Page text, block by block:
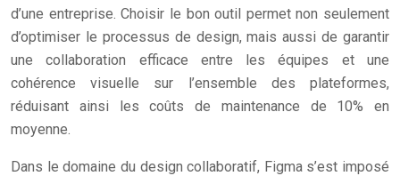
d’une entreprise. Choisir le bon outil permet non seulement
d’optimiser le processus de design, mais aussi de garantir
une collaboration efficace entre les équipes et une
cohérence visuelle sur l’ensemble des plateformes,
réduisant ainsi les coûts de maintenance de 10% en
moyenne.
Dans le domaine du design collaboratif, Figma s’est imposé